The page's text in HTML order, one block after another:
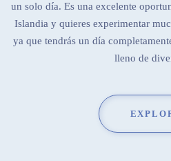
un solo día. Es una excelente
Islandia y quieres experimentar
ya que tendrás un día
lleno de